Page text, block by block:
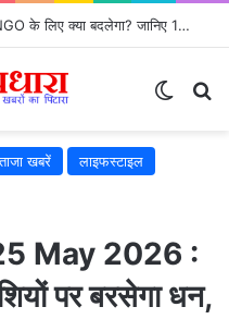
FCRA Amendment Bill 2026: NGO के लिए क्या बदलेगा? जानिए 12 बड़े बदलाव
खबरें लाइफस्टाइल
May 2026 :
पर बरसेगा धन,